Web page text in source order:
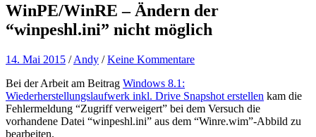
WinPE/WinRE – Ändern der
“winpeshl.ini” nicht möglich
14. Mai 2015 /Andy /Keine Kommentare
Bei der Arbeit am Beitrag Windows 8.1:
Wiederherstellungslaufwerk inkl. Drive Snapshot erstellen kam die
Fehlermeldung “Zugriff verweigert” bei dem Versuch die
vorhandene Datei “winpeshl.ini” aus dem “Winre.wim”-Abbild zu
bearbeiten.